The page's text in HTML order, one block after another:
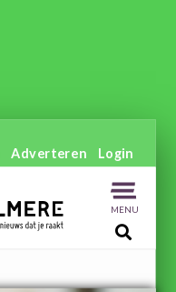
Adverteren Login
MENU